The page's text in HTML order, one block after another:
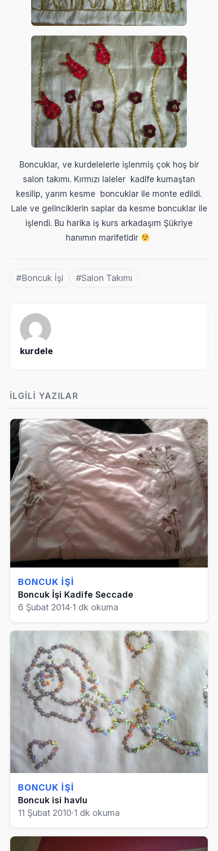
Boncuklar, ve kurdelelerle işlenmiş çok hoş bir
salon takımı. Kırmızı laleler kadife kumaştan
kesilip, yarım kesme boncuklar ile monte edildi.
Lale ve gelinciklerin saplar da kesme boncuklar ile
işlendi. Bu harika iş kurs arkadaşım Şükriye
hanımın marifetidir
#Boncuk İşi #Salon Takımı
kurdele
İLGILI YAZILAR
BONCUK İŞI
Boncuk İşi Kadife Seccade
6 Şubat 2014·1 dk okuma
BONCUK İŞI
Boncuk isi havlu
11 Şubat 2010·1 dk okuma